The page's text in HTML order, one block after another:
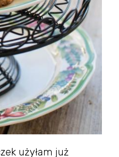
użyłam już